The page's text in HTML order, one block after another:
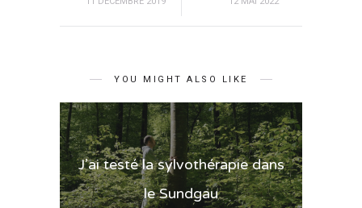
YOU MIGHT ALSO LIKE
J’ai testé la sylvothérapie dans
le Sundgau